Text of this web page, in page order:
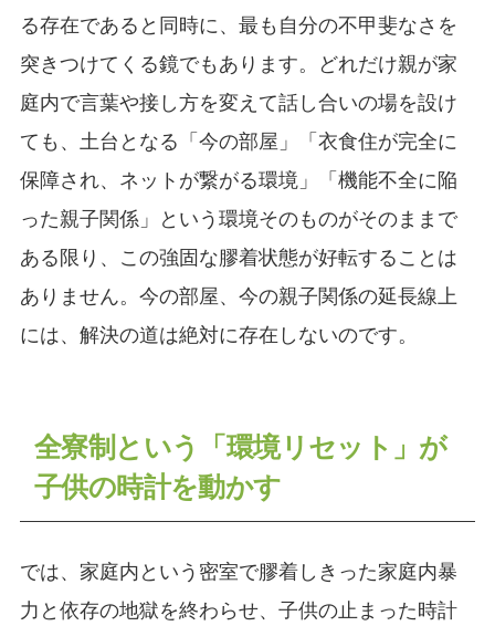
る存在であると同時に、最も自分の不甲斐なさを
突きつけてくる鏡でもあります。どれだけ親が家
庭内で言葉や接し方を変えて話し合いの場を設け
ても、土台となる「今の部屋」「衣食住が完全に
保障され、ネットが繋がる環境」「機能不全に陥
った親子関係」という環境そのものがそのままで
ある限り、この強固な膠着状態が好転することは
ありません。今の部屋、今の親子関係の延長線上
には、解決の道は絶対に存在しないのです。
全寮制という「環境リセット」が
子供の時計を動かす
では、家庭内という密室で膠着しきった家庭内暴
力と依存の地獄を終わらせ、子供の止まった時計